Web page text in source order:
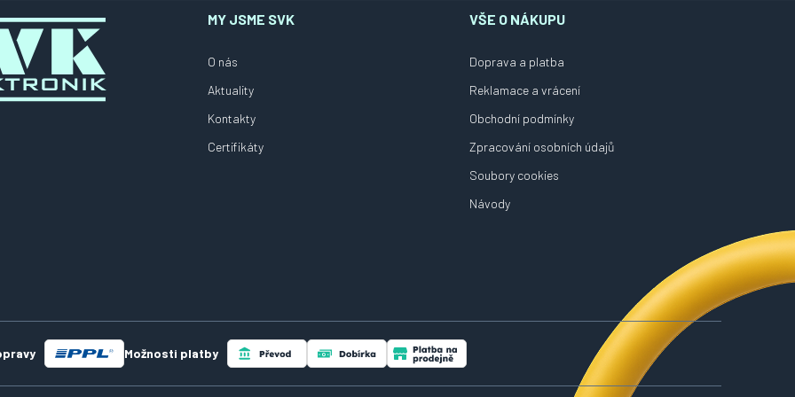
MY JSME SVK
O nás
Aktuality
Kontakty
Certifikáty
VŠE O NÁKUPU
Doprava a platba
Reklamace a vrácení
Obchodní podmínky
Zpracování osobních údajů
Soubory cookies
Návody
Možnosti platby